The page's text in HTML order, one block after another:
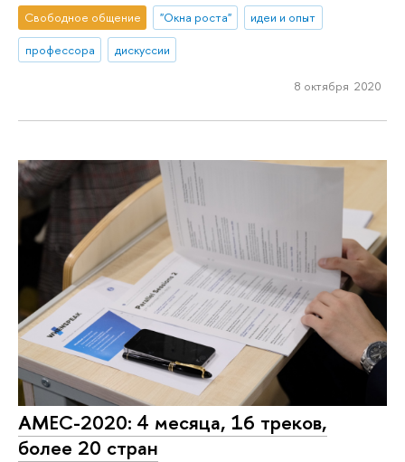
Свободное общение "Окна роста"
идеи и опыт
профессора
дискуссии
8 октября 2020
AMEC-2020: 4 месяца, 16 треков,
более 20 стран